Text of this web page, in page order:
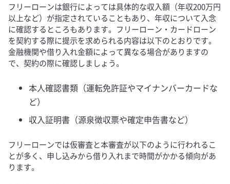
フリーローンは銀行によっては具体的な収入額（年収200万円
以上など）が指定されていることもあり、年収について入念
に確認するところもあります。フリーローン・カードローン
を契約する際に提示を求められる内容は以下のとおりです。
金融機関や借り入れ金額によって異なる場合がありますの
で、契約の際に確認しましょう。
本人確認書類（運転免許証やマイナンバーカードな
ど）
収入証明書（源泉徴収票や確定申告書など）
フリーローンでは仮審査と本審査が以下のように行われるこ
とが多く、申し込みから借り入れまで時間がかかる傾向があ
ります。